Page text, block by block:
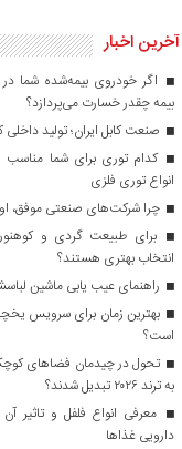
آخرین اخبار
اگر خودروی بیمه‌شده شما
بیمه چقدر خسارت می‌پردازد؟
صنعت کابل ایران؛ تولید
کدام توری برای شما
انواع توری فلزی
چرا شرکت‌های صنعتی موفق،
برای طبیعت گردی و
انتخاب بهتری هستند؟
راهنمای عیب یابی ماشین
بهترین زمان برای سرویس
است؟
تحول در چیدمان فضاهای
به ترند ۲۰۲۶ تبدیل شدند؟
معرفی انواع فلفل و تاثیر
دارویی غذاها